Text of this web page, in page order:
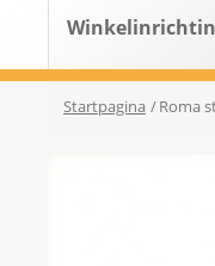
Startpagina /Roma